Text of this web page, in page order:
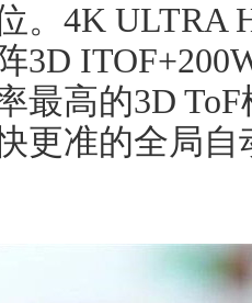
。4K ULTRA
3D
最高的3D
更准的全局